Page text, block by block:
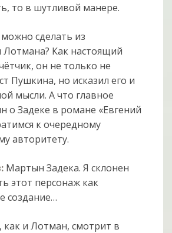
то в шутливой манере.
сделать из
Как настоящий
он не только не
Пушкина, но исказил его и
мысли. А что главное
о Задеке в романе «Евгений
к очередному
авторитету.
Мартын Задека. Я склонен
этот персонаж как
создание…
как и Лотман, смотрит в